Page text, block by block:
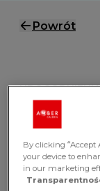
Powrót
UDO­GOD­NIE­NIA
Crazy Ticket
By clicking “Accept
your device to
in our marketing